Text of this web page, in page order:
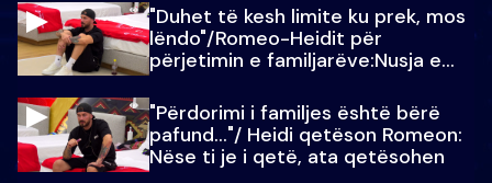
"Duhet të kesh limite ku prek, mos
lëndo"/Romeo-Heidit për
përjetimin e familjarëve:Nusja e
"Përdorimi i familjes është bërë
pafund…"/ Heidi qetëson Romeon:
Nëse ti je i qetë, ata qetësohen